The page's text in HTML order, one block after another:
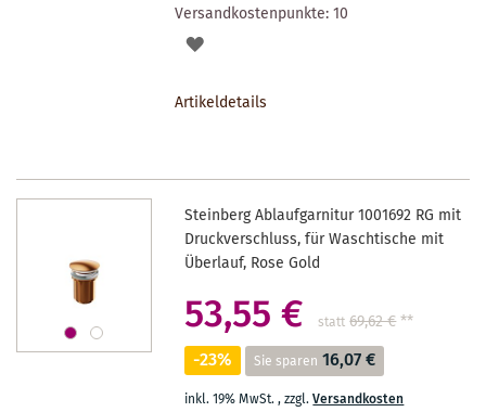
Versandkostenpunkte:10
AUF
Artikeldetails
Steinberg Ablaufgarnitur 1001692 RG mit
Druckverschluss, für Waschtische mit
Überlauf, Rose Gold
53,55 € statt 69,62 €**
-23% Sie sparen 16,07 €
inkl. 19% MwSt.,zzgl.Versandkosten